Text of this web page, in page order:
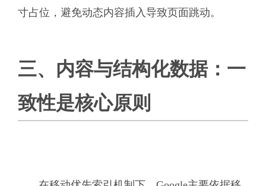
寸占位，避免动态内容插入导致页面跳动。
三、内容与结构化数据：一
致性是核心原则